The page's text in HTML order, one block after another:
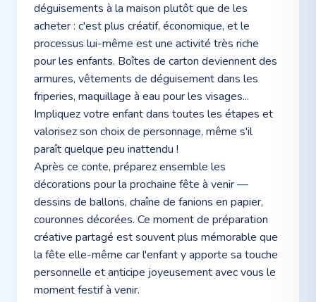
déguisements à la maison plutôt que de les
acheter : c'est plus créatif, économique, et le
processus lui-même est une activité très riche
pour les enfants. Boîtes de carton deviennent des
armures, vêtements de déguisement dans les
friperies, maquillage à eau pour les visages...
Impliquez votre enfant dans toutes les étapes et
valorisez son choix de personnage, même s'il
paraît quelque peu inattendu !
Après ce conte, préparez ensemble les
décorations pour la prochaine fête à venir —
dessins de ballons, chaîne de fanions en papier,
couronnes décorées. Ce moment de préparation
créative partagé est souvent plus mémorable que
la fête elle-même car l'enfant y apporte sa touche
personnelle et anticipe joyeusement avec vous le
moment festif à venir.